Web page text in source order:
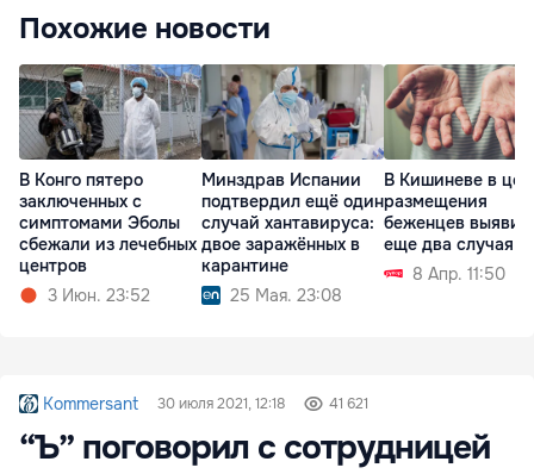
Похожие новости
В Конго пятеро
заключенных с
симптомами Эболы
сбежали из лечебных
центров
3 Июн. 23:52
Минздрав Испании
подтвердил ещё один
случай хантавируса:
двое заражённых в
карантине
25 Мая. 23:08
В Кишиневе в
размещения
беженцев
еще два случая
8 Апр. 11:50
Kommersant 30 июля 2021, 12:18 41 621
“Ъ” поговорил с сотрудницей